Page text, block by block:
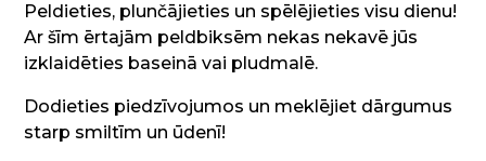
Peldieties, plunčājieties un spēlējieties visu dienu!
Ar šīm ērtajām peldbiksēm nekas nekavē jūs
izklaidēties baseinā vai pludmalē.
Dodieties piedzīvojumos un meklējiet dārgumus
starp smiltīm un ūdenī!